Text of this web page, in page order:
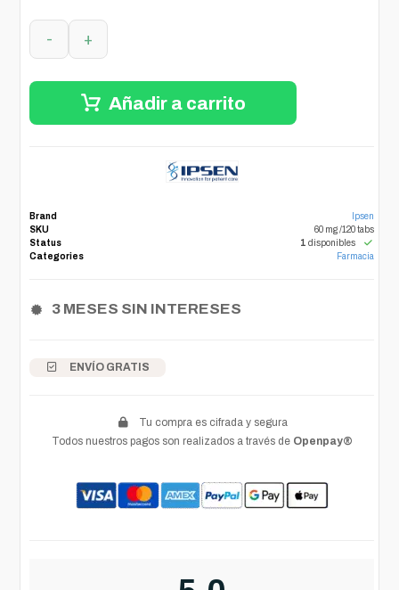
- +
Añadir a carrito
Brand
Ipsen
SKU
60 mg /120 tabs
Status
1 disponibles
Categories
Farmacia
3 MESES SIN INTERESES
ENVÍO GRATIS
Tu compra es cifrada y segura
Todos nuestros pagos son realizados a través de Openpay®